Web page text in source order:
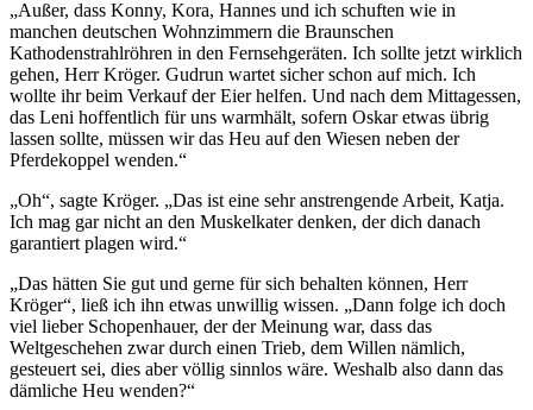
„Außer, dass Konny, Kora, Hannes und ich schuften wie in
manchen deutschen Wohnzimmern die Braunschen
Kathodenstrahlröhren in den Fernsehgeräten. Ich sollte jetzt wirklich
gehen, Herr Kröger. Gudrun wartet sicher schon auf mich. Ich
wollte ihr beim Verkauf der Eier helfen. Und nach dem Mittagessen,
das Leni hoffentlich für uns warmhält, sofern Oskar etwas übrig
lassen sollte, müssen wir das Heu auf den Wiesen neben der
Pferdekoppel wenden.“
„Oh“, sagte Kröger. „Das ist eine sehr anstrengende Arbeit, Katja.
Ich mag gar nicht an den Muskelkater denken, der dich danach
garantiert plagen wird.“
„Das hätten Sie gut und gerne für sich behalten können, Herr
Kröger“, ließ ich ihn etwas unwillig wissen. „Dann folge ich doch
viel lieber Schopenhauer, der der Meinung war, dass das
Weltgeschehen zwar durch einen Trieb, dem Willen nämlich,
gesteuert sei, dies aber völlig sinnlos wäre. Weshalb also dann das
dämliche Heu wenden?“